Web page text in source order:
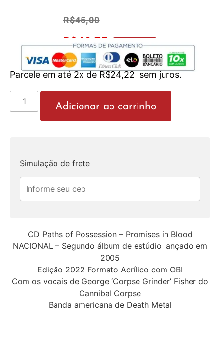
R$45,00
R$42,75 No Pix 5% OFF
Parcele em até 2x deR$24,22 sem juros.
Adicionar ao carrinho
Simulação de frete
CD Paths of Possession – Promises in Blood
NACIONAL – Segundo álbum de estúdio lançado em
2005
Edição 2022 Formato Acrílico com OBI
Com os vocais de George ‘Corpse Grinder’ Fisher do
Cannibal Corpse
Banda americana de Death Metal